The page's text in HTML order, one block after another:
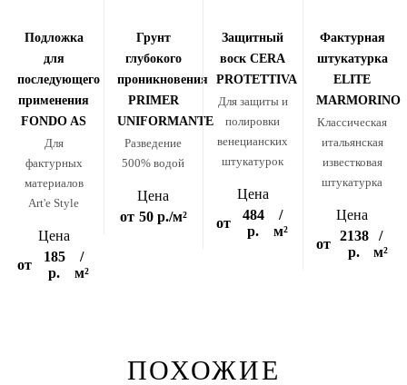
Подложка
для
последующего
применения
FONDO AS
Для
фактурных
материалов
Art'e Style
Цена
от
185
р.
/
м²
Грунт
глубокого
проникновения
PRIMER
UNIFORMANTE
Разведение
500% водой
Цена
от 50 р./м²
Защитный
воск CERA
PROTETTIVA
Для защиты и
полировки
венецианских
штукатурок
Цена
от
484
р.
/
м²
Фактурная
штукатурка
ELITE
MARMORINO
Классическая
итальянская
известковая
штукатурка
Цена
от
2138
р.
/
м²
ПОХОЖИЕ